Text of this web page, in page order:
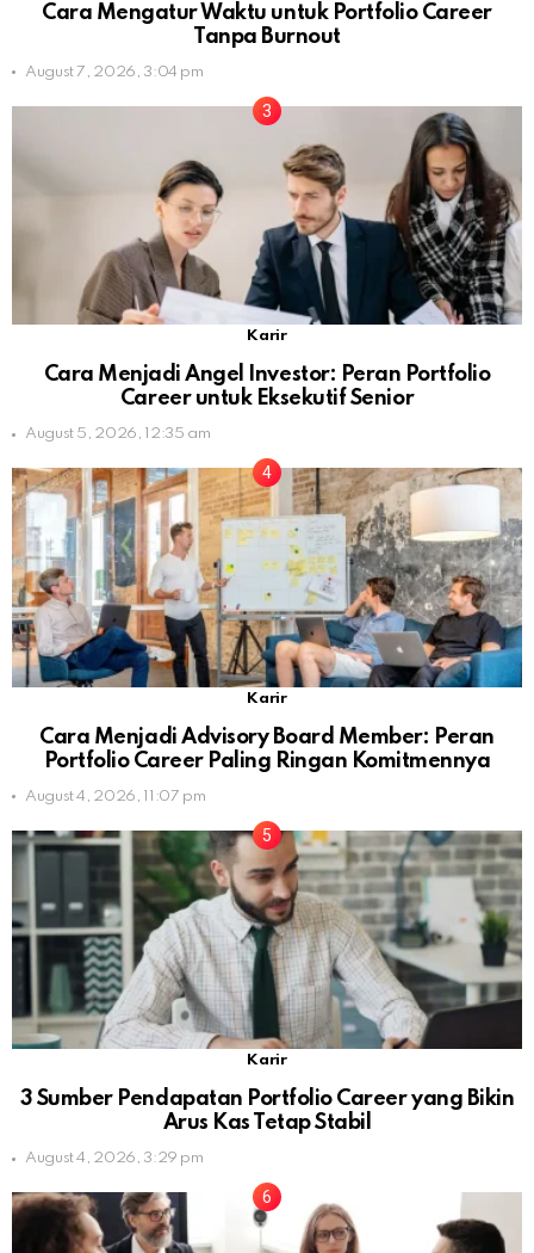
Cara Mengatur Waktu untuk Portfolio Career
Tanpa Burnout
August 7, 2026, 3:04 pm
Karir
Cara Menjadi Angel Investor: Peran Portfolio
Career untuk Eksekutif Senior
August 5, 2026, 12:35 am
Karir
Cara Menjadi Advisory Board Member: Peran
Portfolio Career Paling Ringan Komitmennya
August 4, 2026, 11:07 pm
Karir
3 Sumber Pendapatan Portfolio Career yang Bikin
Arus Kas Tetap Stabil
August 4, 2026, 3:29 pm